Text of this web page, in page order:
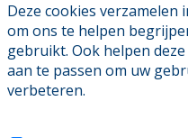
Deze cookies
om ons te helpen
gebruikt. Ook helpen
aan te passen om uw
verbeteren.